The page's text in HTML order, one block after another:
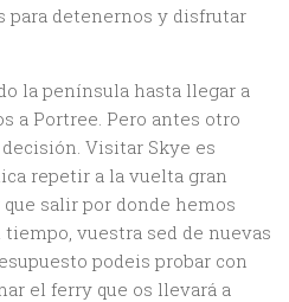
para detenernos y disfrutar
la península hasta llegar a
a Portree. Pero antes otro
Visitar Skye es
repetir a la vuelta gran
salir por donde hemos
vuestra sed de nuevas
podeis probar con
el ferry que os llevará a